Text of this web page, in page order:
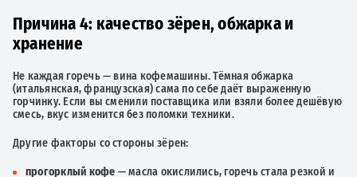
Причина 4: качество зёрен, обжарка и
хранение
Не каждая горечь — вина кофемашины. Тёмная обжарка
(итальянская, французская) сама по себе даёт выраженную
горчинку. Если вы сменили поставщика или взяли более дешёвую
смесь, вкус изменится без поломки техники.
Другие факторы со стороны зёрен:
прогорклый кофе — масла окислились, горечь стала резкой и